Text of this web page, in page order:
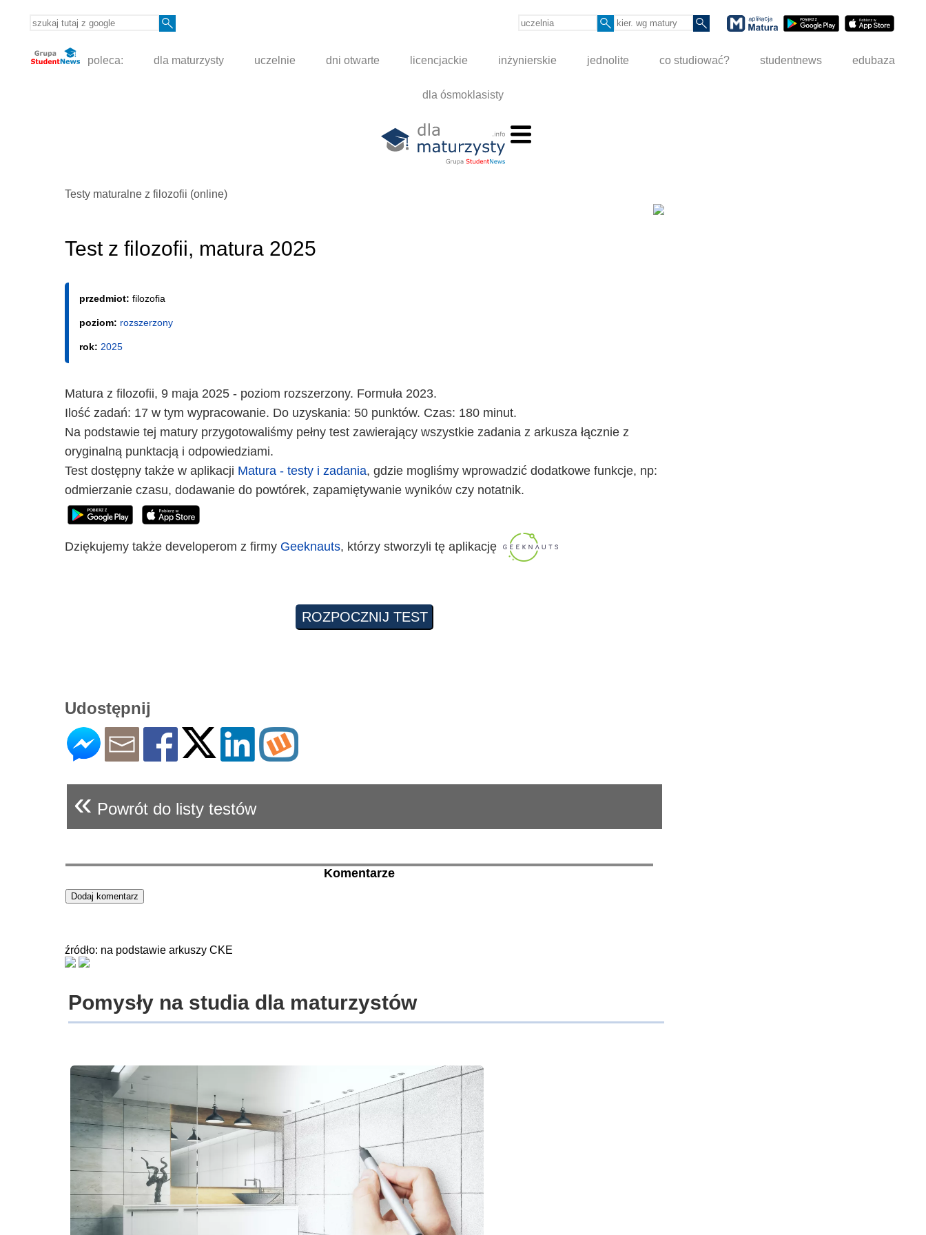
poleca: dla maturzysty uczelnie dni otwarte licencjackie inżynierskie jednolite co studiować? studentnews edubaza
dla ósmoklasisty
Testy maturalne z filozofii (online)
Test z filozofii, matura 2025
przedmiot: filozofia
poziom: rozszerzony
rok: 2025
Matura z filozofii, 9 maja 2025 - poziom rozszerzony. Formuła 2023.
Ilość zadań: 17 w tym wypracowanie. Do uzyskania: 50 punktów. Czas: 180 minut.
Na podstawie tej matury przygotowaliśmy pełny test zawierający wszystkie zadania z arkusza łącznie z
oryginalną punktacją i odpowiedziami.
Test dostępny także w aplikacji Matura - testy i zadania, gdzie mogliśmy wprowadzić dodatkowe funkcje, np:
odmierzanie czasu, dodawanie do powtórek, zapamiętywanie wyników czy notatnik.
Dziękujemy także developerom z firmy Geeknauts, którzy stworzyli tę aplikację
Udostępnij
« Powrót do listy testów
Komentarze
źródło: na podstawie arkuszy CKE
Pomysły na studia dla maturzystów